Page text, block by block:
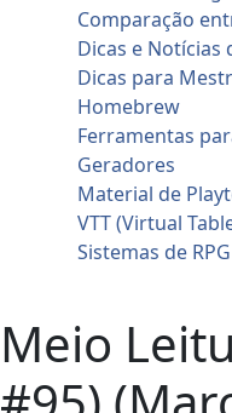
Comparação
Dicas e Notícias
Dicas para
Homebrew
Ferramentas
Geradores
Material de
VTT (Virtual
Sistemas de RPG
Meio